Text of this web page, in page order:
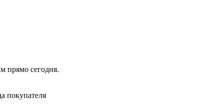
прямо сегодня.
покупателя